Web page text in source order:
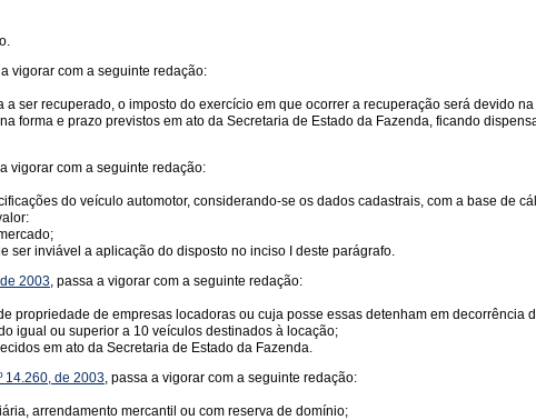
vigorar com a seguinte redação:
a ser recuperado, o imposto do exercício em que ocorrer a recuperação será devido
forma e prazo previstos em ato da Secretaria de Estado da Fazenda, ficando
vigorar com a seguinte redação:
do veículo automotor, considerando-se os dados cadastrais, com a base de
ser inviável a aplicação do disposto no inciso I deste parágrafo.
2003, passa a vigorar com a seguinte redação:
propriedade de empresas locadoras ou cuja posse essas detenham em decorrência
igual ou superior a 10 veículos destinados à locação;
em ato da Secretaria de Estado da Fazenda.
14.260, de 2003, passa a vigorar com a seguinte redação:
arrendamento mercantil ou com reserva de domínio;